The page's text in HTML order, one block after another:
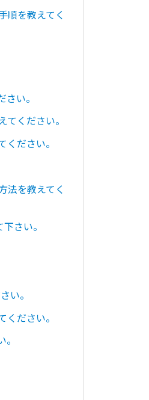
順を教えてく
い。
ください。
ださい。
法を教えてく
さい。
い。
ださい。